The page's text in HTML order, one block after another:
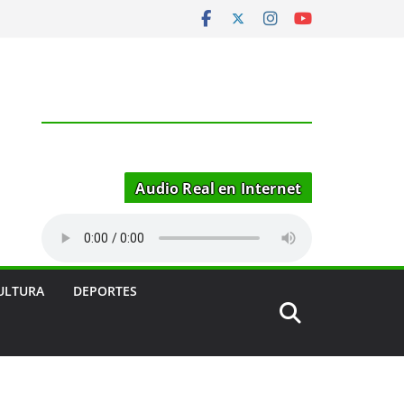
Audio Real en Internet
DEPORTES